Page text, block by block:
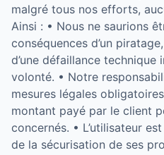
malgré tous nos efforts,
Ainsi : • Nous ne saurions
conséquences d’un
d’une défaillance
volonté. • Notre
mesures légales
montant payé par le client
concernés. • L’utilisateur
de la sécurisation de ses